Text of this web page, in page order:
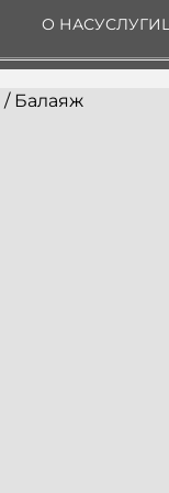
О НАСУСЛУГИ
/ Балаяж